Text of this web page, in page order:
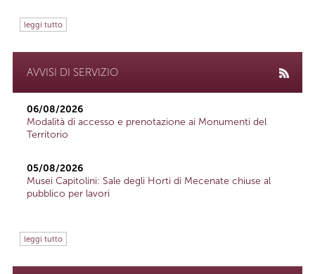
leggi tutto
AVVISI DI SERVIZIO
06/08/2026
Modalità di accesso e prenotazione ai Monumenti del
Territorio
05/08/2026
Musei Capitolini: Sale degli Horti di Mecenate chiuse al
pubblico per lavori
leggi tutto